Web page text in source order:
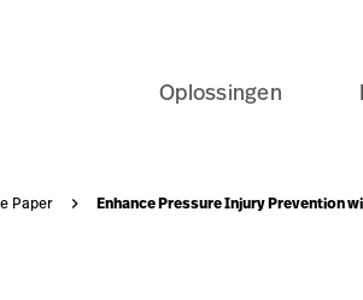
Oplossingen
Paper Enhance Pressure Injury Prevention